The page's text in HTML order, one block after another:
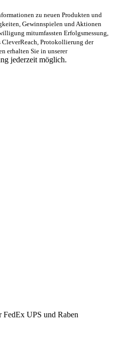
zu neuen Produkten und
Gewinnspielen und Aktionen
mitumfassten Erfolgsmessung,
CleverReach, Protokollierung der
erhalten Sie in unserer
jederzeit möglich.